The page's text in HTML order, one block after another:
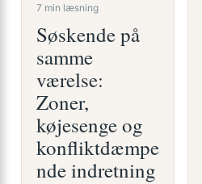
7 min læsning
Søskende på
samme
værelse:
Zoner,
køjesenge og
konfliktdæmpe
nde indretning